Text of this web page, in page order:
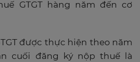
GTGT hàng năm đến cơ
được thực hiện theo năm
cuối đăng ký nộp thuế là